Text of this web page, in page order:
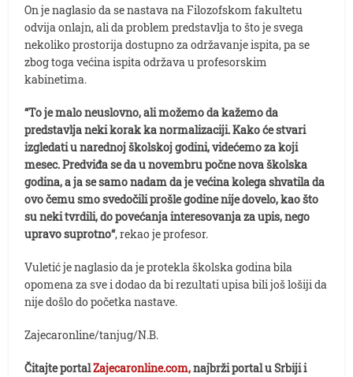
On je naglasio da se nastava na Filozofskom fakultetu
odvija onlajn, ali da problem predstavlja to što je svega
nekoliko prostorija dostupno za održavanje ispita, pa se
zbog toga većina ispita održava u profesorskim
kabinetima.
“To je malo neuslovno, ali možemo da kažemo da
predstavlja neki korak ka normalizaciji. Kako će stvari
izgledati u narednoj školskoj godini, videćemo za koji
mesec. Predviđa se da u novembru počne nova školska
godina, a ja se samo nadam da je većina kolega shvatila da
ovo čemu smo svedočili prošle godine nije dovelo, kao što
su neki tvrdili, do povećanja interesovanja za upis, nego
upravo suprotno“, rekao je profesor.
Vuletić je naglasio da je protekla školska godina bila
opomena za sve i dodao da bi rezultati upisa bili još lošiji da
nije došlo do početka nastave.
Zajecaronline/tanjug/N.B.
Čitajte portalZajecaronline.com,najbrži portal u Srbiji i